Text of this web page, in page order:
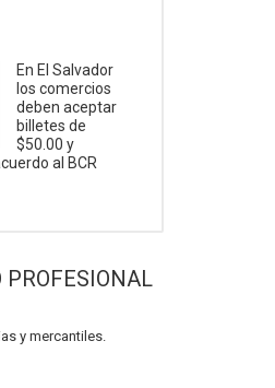
En El Salvador
los comercios
deben aceptar
billetes de
$50.00 y
al BCR
PROFESIONAL
y mercantiles.